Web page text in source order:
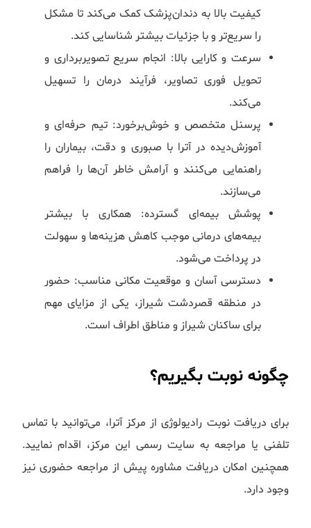
کیفیت بالا به دندان‌پزشک کمک می‌کند تا مشکل
را سریع‌تر و با جزئیات بیشتر شناسایی کند.
سرعت و کارایی بالا: انجام سریع تصویربرداری و
تحویل فوری تصاویر، فرآیند درمان را تسهیل
می‌کند.
پرسنل متخصص و خوش‌برخورد: تیم حرفه‌ای و
آموزش‌دیده در آترا با صبوری و دقت، بیماران را
راهنمایی می‌کنند و آرامش خاطر آن‌ها را فراهم
می‌سازند.
پوشش بیمه‌ای گسترده: همکاری با بیشتر
بیمه‌های درمانی موجب کاهش هزینه‌ها و سهولت
در پرداخت می‌شود.
دسترسی آسان و موقعیت مکانی مناسب: حضور
در منطقه قصردشت شیراز، یکی از مزایای مهم
برای ساکنان شیراز و مناطق اطراف است.
چگونه نوبت بگیریم؟
برای دریافت نوبت رادیولوژی از مرکز آترا، می‌توانید با تماس
تلفنی یا مراجعه به سایت رسمی این مرکز، اقدام نمایید.
همچنین امکان دریافت مشاوره پیش از مراجعه حضوری نیز
وجود دارد.